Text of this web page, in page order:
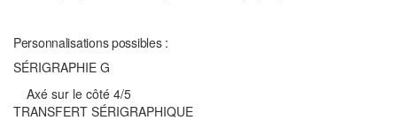
Personnalisations possibles :
SÉRIGRAPHIE G
Axé sur le côté 4/5
TRANSFERT SÉRIGRAPHIQUE